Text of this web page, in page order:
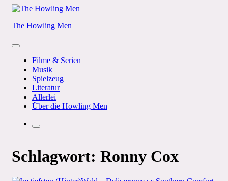
Skip
content
The Howling Men
Menu
Filme & Serien
Musik
Spielzeug
Literatur
Allerlei
Über die Howling Men
Search
Schlagwort: Ronny Cox